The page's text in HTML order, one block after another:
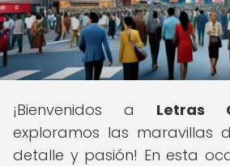
¡Bienvenidos a Letras
exploramos las maravillas
detalle y pasión! En esta